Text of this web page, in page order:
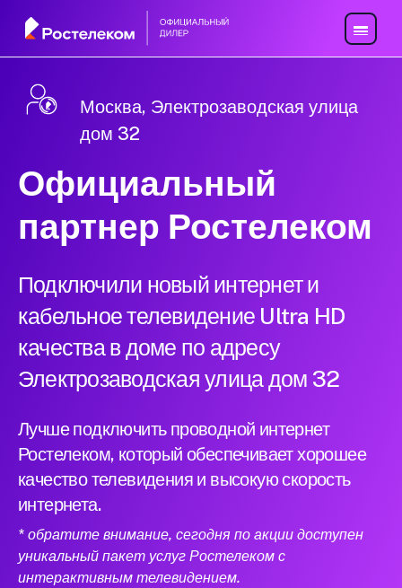
Москва, Электрозаводская улица
дом 32
Официальный
партнер Ростелеком
Подключили новый интернет и
кабельное телевидение Ultra HD
качества в доме по адресу
Электрозаводская улица дом 32
Лучше подключить проводной интернет
Ростелеком, который обеспечивает хорошее
качество телевидения и высокую скорость
интернета.
* обратите внимание, сегодня по акции доступен
уникальный пакет услуг Ростелеком с
интерактивным телевидением.